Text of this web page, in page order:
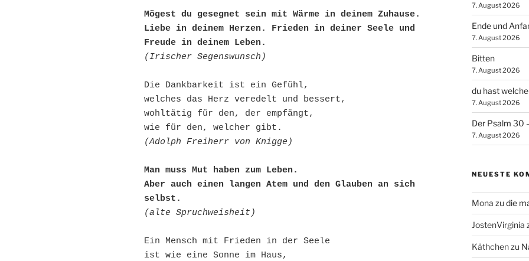
Mögest du gesegnet sein mit Wärme in deinem Zuhause.
Liebe in deinem Herzen. Frieden in deiner Seele und
Freude in deinem Leben.
(Irischer Segenswunsch)
Die Dankbarkeit ist ein Gefühl,
welches das Herz veredelt und bessert,
wohltätig für den, der empfängt,
wie für den, welcher gibt.
(Adolph Freiherr von Knigge)
Man muss Mut haben zum Leben.
Aber auch einen langen Atem und den Glauben an sich
selbst.
(alte Spruchweisheit)
Ein Mensch mit Frieden in der Seele
ist wie eine Sonne im Haus,
7. August 2026
Ende und
7. August 2026
Bitten
7. August 2026
du hast
7. August 2026
Der Psalm 30
7. August 2026
NEUESTE
Mona zu die
JostenVirginia
Käthchenzu